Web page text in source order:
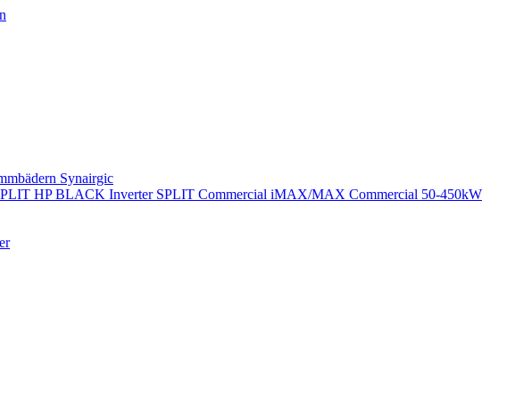
Synairgic
HP BLACK Inverter SPLIT Commercial iMAX/MAX Commercial 50-450kW